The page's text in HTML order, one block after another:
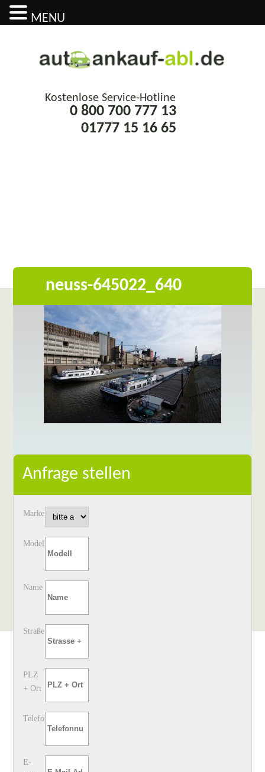
Kostenlose Service-Hotline
0 800 700 777 13
01777 15 16 65
neuss-645022_640
Anfrage stellen
Marke
Modell
Name
Straße
PLZ
+ Ort
Telefon
E-
MENU